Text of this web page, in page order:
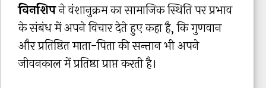
विनशिपने वंशानुक्रम का सामाजिक स्थिति पर प्रभाव
के संबंध में अपने विचार देते हुए कहा है, कि गुणवान
और प्रतिष्ठित माता-पिता की सन्तान भी अपने
जीवनकाल में प्रतिष्ठा प्राप्त करती है।